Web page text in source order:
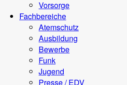
Vorsorge
Fachbereiche
Atemschutz
Ausbildung
Bewerbe
Funk
Jugend
Presse / EDV